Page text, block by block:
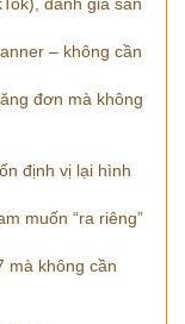
– không cần
đơn mà không
định vị lại hình
muốn “ra riêng”
mà không cần